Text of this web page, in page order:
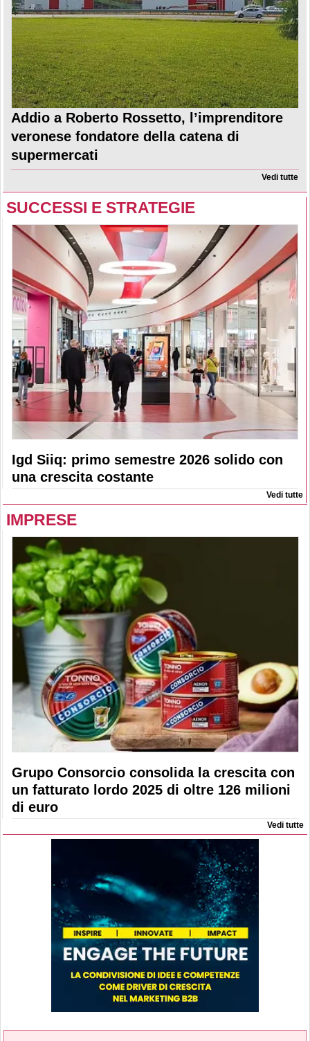
Addio a Roberto Rossetto, l’imprenditore
veronese fondatore della catena di
supermercati
Vedi tutte
SUCCESSI E STRATEGIE
Igd Siiq: primo semestre 2026 solido con
una crescita costante
Vedi tutte
IMPRESE
Grupo Consorcio consolida la crescita con
un fatturato lordo 2025 di oltre 126 milioni
di euro
Vedi tutte